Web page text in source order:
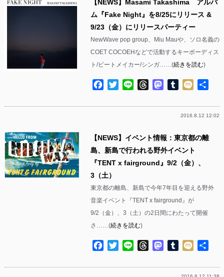
【NEWS】Masami Takashima アルバ
ム『Fake Night』を8/25にリリース &
9/23（金）にリリースパーティー
NewWave pop group、Miu Mauや、ソロ名義の
COET COCOEHなどで活動するキーボーディス
ト/ビートメイカー/シンガ……(続きを読む)
Facebook
TwitterLine ThreadsMastodon
Tumblr
Mixi
2016.8.12 12:02
【NEWS】イベント情報：東京都の離
島、新島で行われる野外イベント
『TENT x fairground』9/2（金）、
3（土）
東京都の離島、新島で今年7年目を迎える野外
音楽イベント『TENT x fairground』が
9/2（金）、3（土）の2日間にわたって開催
さ……(続きを読む)
Facebook
TwitterLine ThreadsMastodon
Tumblr
Mixi